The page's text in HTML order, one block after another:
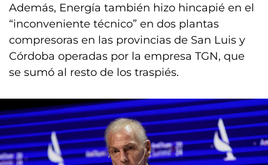
Además, Energía también hizo hincapié en el
“inconveniente técnico” en dos plantas
compresoras en las provincias de San Luis y
Córdoba operadas por la empresa TGN, que
se sumó al resto de los traspiés.